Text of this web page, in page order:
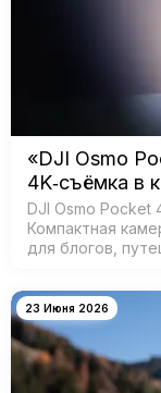
«DJI Osmo
4K‑съёмка в
DJI Osmo Pocket
Компактная
для блогов,
23 Июня 2026